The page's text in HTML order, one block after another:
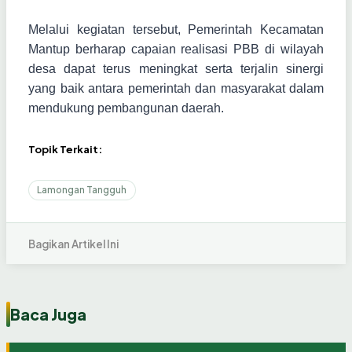
Melalui kegiatan tersebut, Pemerintah Kecamatan
Mantup berharap capaian realisasi PBB di wilayah
desa dapat terus meningkat serta terjalin sinergi
yang baik antara pemerintah dan masyarakat dalam
mendukung pembangunan daerah.
Topik Terkait:
Lamongan Tangguh
Bagikan Artikel Ini
Baca Juga